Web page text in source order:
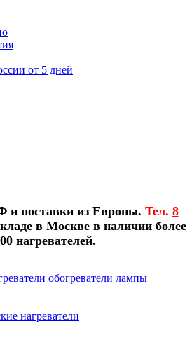
от 5 дней
и поставки из Европы. Тел. 8
в Москве в наличии более
нагревателей.
обогреватели лампы
нагреватели